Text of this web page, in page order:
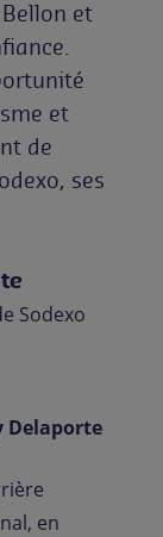
et
et
de
ses
Sodexo
Delaporte
en